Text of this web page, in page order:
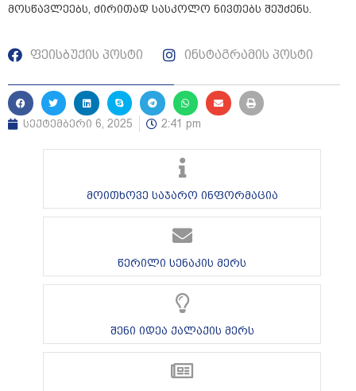
მოსწავლეებს, ძირითად სასკოლო ნივთებს შეუძენს.
ფეისბუქის პოსტი ინსტაგრამის პოსტი
სექტემბერი 6, 2025 2:41 pm
მოითხოვე საჯარო ინფორმაცია
წერილი სენაკის მერს
შენი იდეა ქალაქის მერს